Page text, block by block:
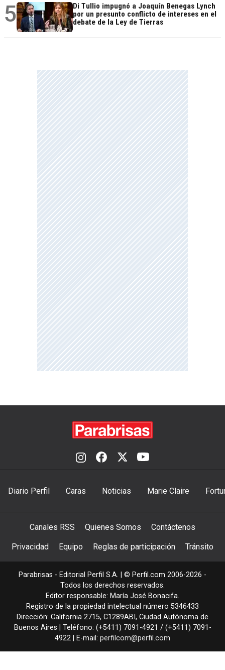
5
Di Tullio impugnó a Joaquín Benegas Lynch
por un presunto conflicto de intereses en el
debate de la Ley de Tierras
Diario Perfil Caras Noticias Marie Claire
Canales RSS Quienes Somos Contáctenos
Privacidad Equipo Reglas de participación Tránsito
Parabrisas - Editorial Perfil S.A. | © Perfil.com 2006-2026 -
Todos los derechos reservados.
Editor responsable: María José Bonacifa.
Registro de la propiedad intelectual número 5346433
Dirección: California 2715, C1289ABI , Ciudad Autónoma de
Buenos Aires | Teléfono: (+5411) 7091-4921 / (+5411) 7091-
4922 | E-mail: perfilcom@perfil.com